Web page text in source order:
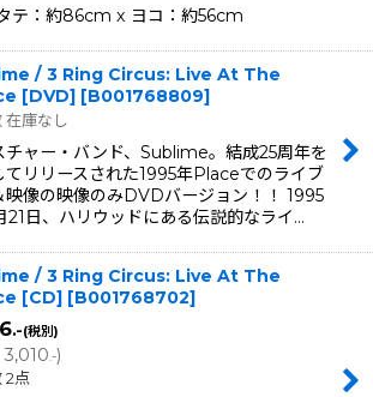
テ：約86cm x ヨコ：約56cm
/ 3 Ring Circus: Live At The
[DVD] [B001768809]
在庫なし
チャー・バンド、Sublime。結成25周年を
てリリースされた1995年Placeでのライブ
映像の映像のみDVDバージョン！！ 1995
21日、ハリウッドにある伝説的なライ…
/ 3 Ring Circus: Live At The
[CD] [B001768702]
.-(税別)
3,010.-)
2点